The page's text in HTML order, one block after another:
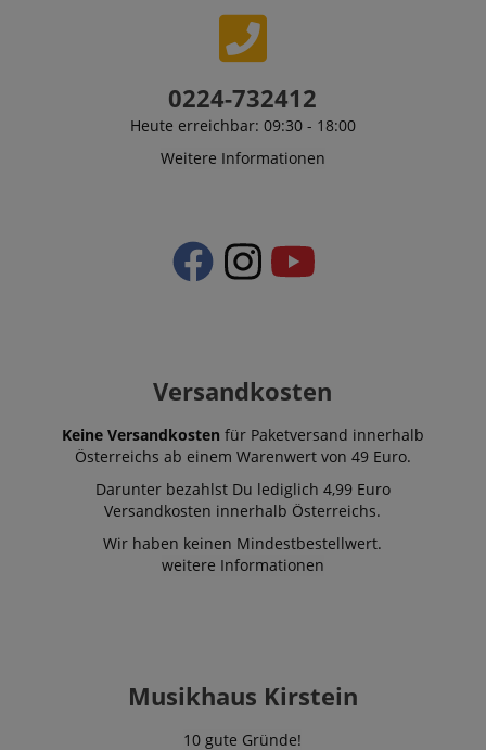
0224-732412
Heute erreichbar: 09:30 - 18:00
Weitere Informationen
Versandkosten
Keine Versandkosten für Paketversand innerhalb
Österreichs ab einem Warenwert von 49 Euro.
Darunter bezahlst Du lediglich 4,99 Euro
Versandkosten innerhalb Österreichs.
Wir haben keinen Mindestbestellwert.
weitere Informationen
Musikhaus Kirstein
10 gute Gründe!